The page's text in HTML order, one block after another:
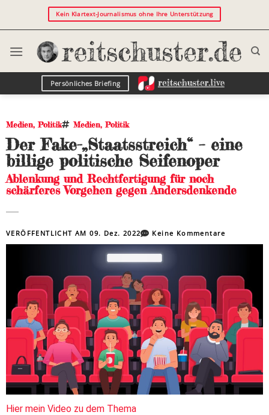
Kein Klartext-Journalismus ohne Ihre Unterstützung
Persönliches Briefing
Medien,Politik Medien,Politik
Der Fake-„Staatsstreich“ – eine
billige politische Seifenoper
Ablenkung und Rechtfertigung für noch
schärferes Vorgehen gegen Andersdenkende
VERÖFFENTLICHT AM09. Dez. 2022 Keine Kommentare
Hier mein Video zu dem Thema